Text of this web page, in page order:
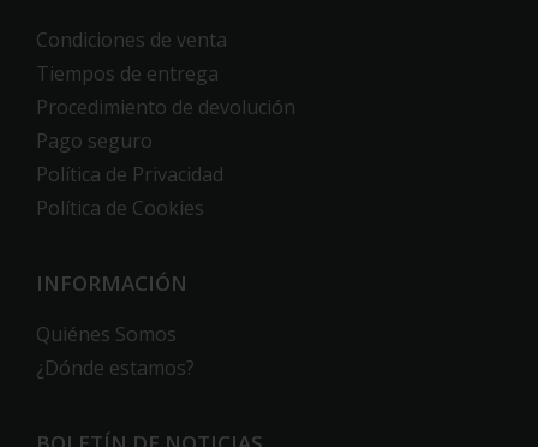
Condiciones de venta
Tiempos de entrega
Procedimiento de devolución
Pago seguro
Política de Privacidad
Política de Cookies
INFORMACIÓN
Quiénes Somos
¿Dónde estamos?